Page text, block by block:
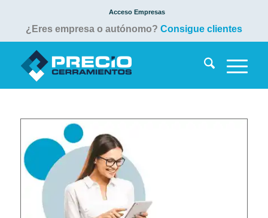
Acceso Empresas
¿Eres empresa o autónomo? Consigue clientes